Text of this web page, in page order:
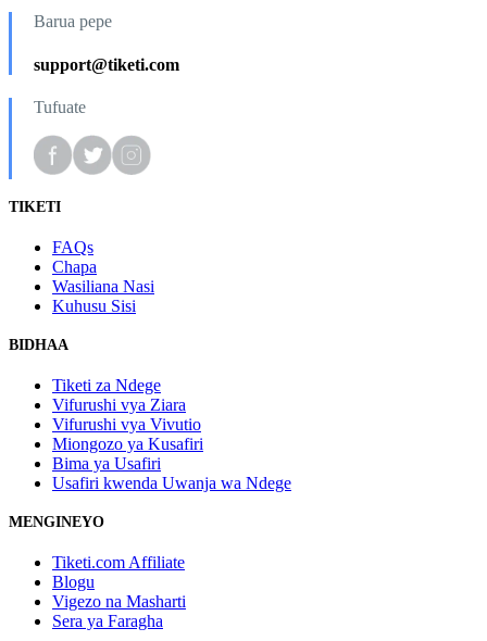
Barua pepe
support@tiketi.com
Tufuate
TIKETI
FAQs
Chapa
Wasiliana Nasi
Kuhusu Sisi
BIDHAA
Tiketi za Ndege
Vifurushi vya Ziara
Vifurushi vya Vivutio
Miongozo ya Kusafiri
Bima ya Usafiri
Usafiri kwenda Uwanja wa Ndege
MENGINEYO
Tiketi.com Affiliate
Blogu
Vigezo na Masharti
Sera ya Faragha